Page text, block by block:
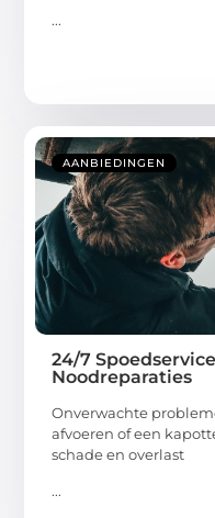
...
AANBIEDINGEN
24/7
Noodreparaties
Onverwachte
afvoeren of een
schade en overlast
...